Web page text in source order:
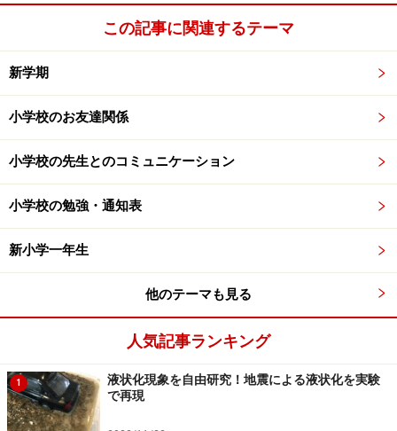
Q.PTA保険はだれが・どのように加入する
の？ 加入は義務!?
PTA保険は、各校のPTA単位で加入します。自治体によ
っては、各校のPTAを束ねるPTA連合（以下、P連）が
PTA保険を斡旋しており、事務代行者として介して加入
するケースもあります。
加入手続きは各校のPTAにより異なりますが、まずPTA
定などがなければ、役員会での報告レベルで継続）。そ
して、加入・継続申し込みをし、保険料支払い手続きと
いう手順で行われます。補償内容については、年度はじ
めの総会お知らせなど、PTAから保護者あてのお便りと
いっしょに配布されるのが一般的です。
「PTA保険は1年ごとに継続するため、毎年補償内容を見
直し、自校のPTA活動に応じて保険会社や契約内容を変
この記事に関連するテーマ
新学期
小学校のお友達関係
小学校の先生とのコミュニケーション
小学校の勉強・通知表
新小学一年生
他のテーマも見る
人気記事ランキング
1
液状化現象を自由研究！地震による液状化を実験
で再現